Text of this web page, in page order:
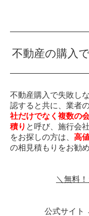
不動産の購入
不動産購入で失敗し
認すると共に、業者
社だけでなく複数の
積り と呼び、施行会
をお探しの方は、 高
の相見積もりをお勧め
＼無料
公式サイト